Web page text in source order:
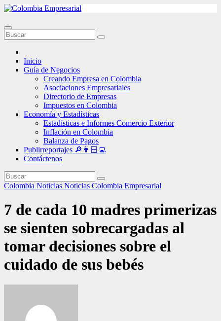
Ir
contenido
Inicio
Guía de Negocios
Creando Empresa en Colombia
Asociaciones Empresariales
Directorio de Empresas
Impuestos en Colombia
Economía y Estadísticas
Estadísticas e Informes Comercio Exterior
Inflación en Colombia
Balanza de Pagos
Publirreportajes 🔎👨🏻‍💻
Contáctenos
Colombia Noticias Noticias Colombia Empresarial
7 de cada 10 madres primerizas
se sienten sobrecargadas al
tomar decisiones sobre el
cuidado de sus bebés